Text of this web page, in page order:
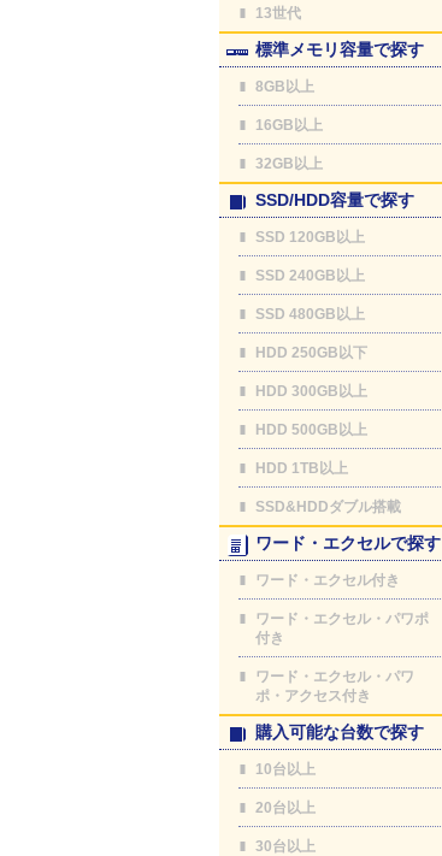
13世代
標準メモリ容量で探す
8GB以上
16GB以上
32GB以上
SSD/HDD容量で探す
SSD 120GB以上
SSD 240GB以上
SSD 480GB以上
HDD 250GB以下
HDD 300GB以上
HDD 500GB以上
HDD 1TB以上
SSD&HDDダブル搭載
ワード・エクセルで探す
ワード・エクセル付き
ワード・エクセル・パワポ
付き
ワード・エクセル・パワ
ポ・アクセス付き
購入可能な台数で探す
10台以上
20台以上
30台以上